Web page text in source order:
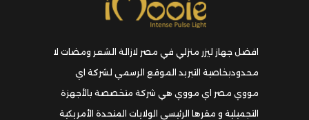
افضل جهاز ليزر منزلي في مصر لازالة الشعر ومضات لا
محدودبخاصية التبريد الموقع الرسمي لشركة اي
مووي مصر اي مووي هي شركة متخصصة بالأجهزة
التجميلية و مقرها الرئيسي الولايات المتحدة الأمريكية